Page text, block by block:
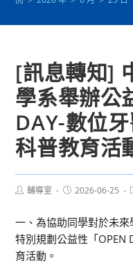
[訊息轉知]
學系舉辦公
DAY-數位牙
科普教育活
Post輔導室
Post2026-06-25
一、為協助同學對於未
特別規劃公益性「OPEN
育活動。